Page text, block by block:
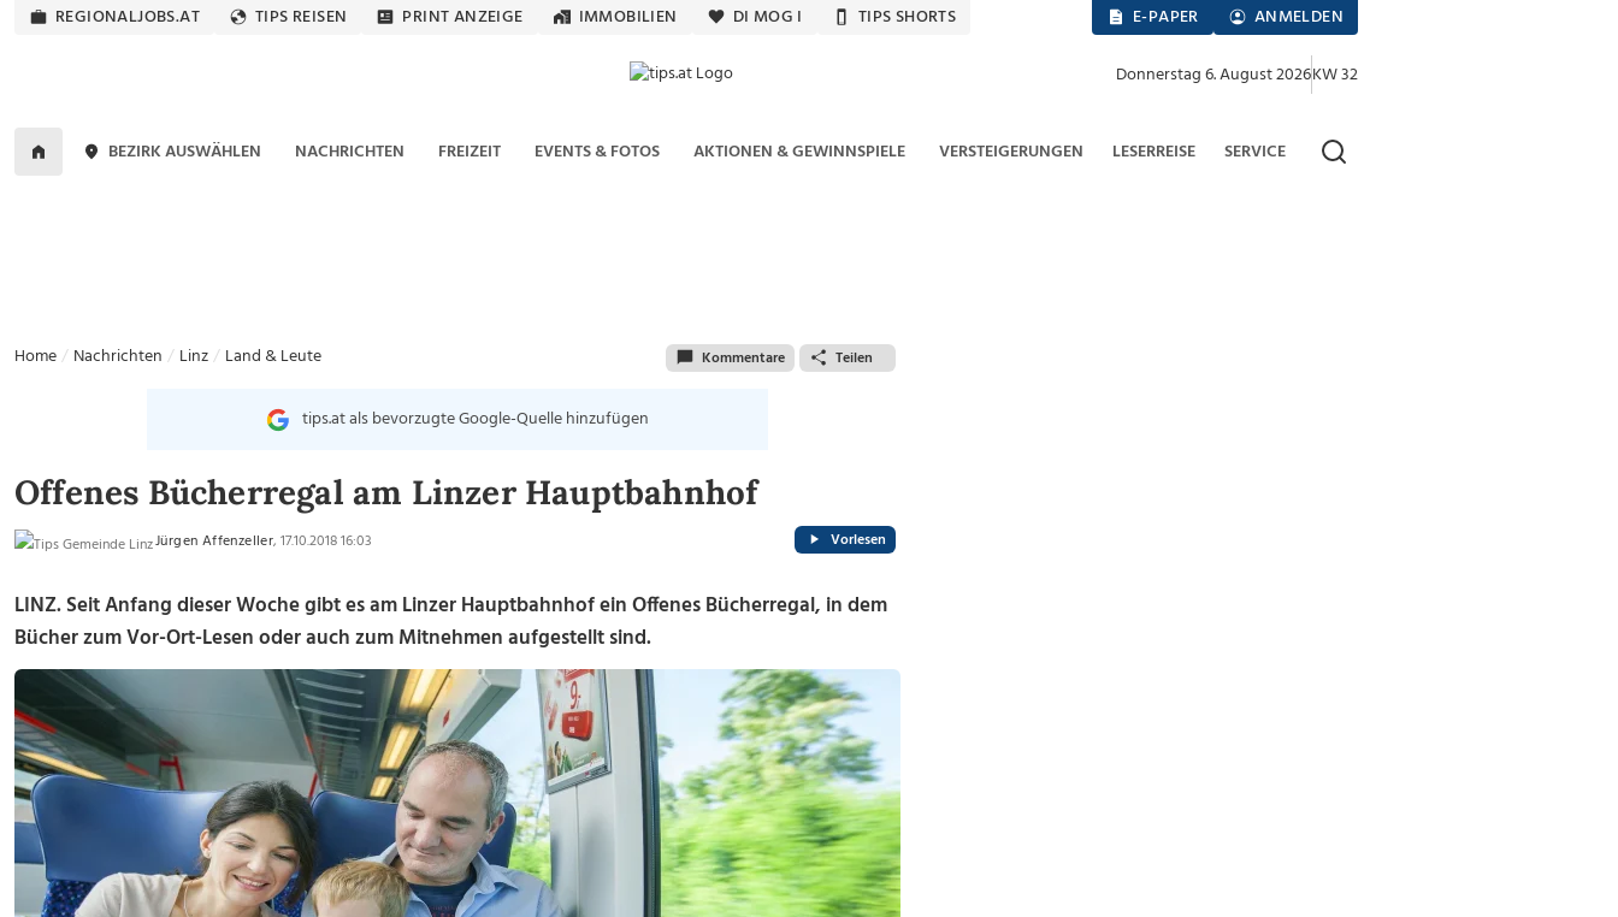
REGIONALJOBS.AT TIPS REISEN PRINT ANZEIGE IMMOBILIEN DI MOG I TIPS SHORTS E-PAPER ANMELDEN
Donnerstag 6. August 2026KW 32
BEZIRK AUSWÄHLEN NACHRICHTEN FREIZEIT EVENTS & FOTOS AKTIONEN & GEWINNSPIELE VERSTEIGERUNGEN LESERREISE SERVICE
Home Nachrichten Linz Land & Leute Kommentare Teilen
tips.at als bevorzugte Google-Quelle hinzufügen
Offenes Bücherregal am Linzer Hauptbahnhof
Jürgen Affenzeller, 17.10.2018 16:03 Vorlesen
LINZ. Seit Anfang dieser Woche gibt es am Linzer Hauptbahnhof ein Offenes Bücherregal, in dem
Bücher zum Vor-Ort-Lesen oder auch zum Mitnehmen aufgestellt sind.